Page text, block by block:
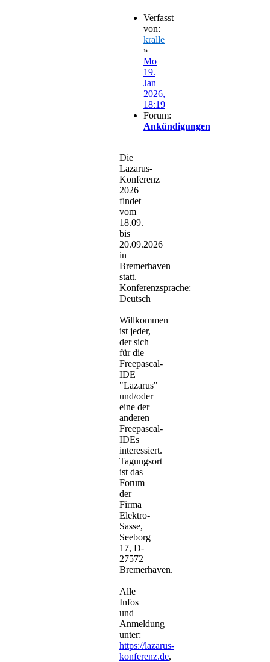
Verfasst
von:
kralle
»
Mo
19.
Jan
2026,
18:19
Forum:
Ankündigungen
Die
Lazarus-
Konferenz
2026
findet
vom
18.09.
bis
20.09.2026
in
Bremerhaven
statt.
Konferenzsprache:
Deutsch
Willkommen
ist jeder,
der sich
für die
Freepascal-
IDE
"Lazarus"
und/oder
eine der
anderen
Freepascal-
IDEs
interessiert.
Tagungsort
ist das
Forum
der
Firma
Elektro-
Sasse,
Seeborg
17, D-
27572
Bremerhaven.
Alle
Infos
und
Anmeldung
unter:
https://lazarus-
konferenz.de,